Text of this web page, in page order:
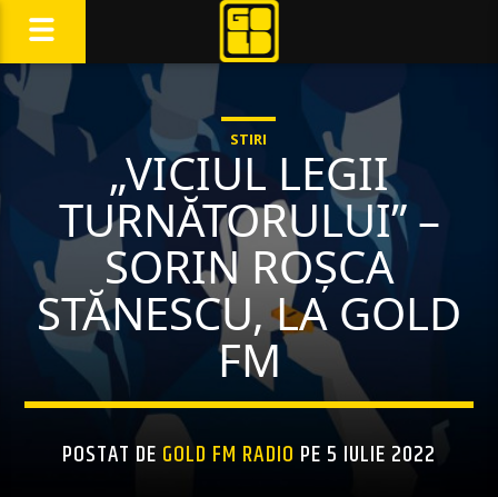
STIRI
„VICIUL LEGII
TURNĂTORULUI” –
SORIN ROȘCA
STĂNESCU, LA GOLD
FM
POSTAT DE GOLD FM RADIO PE 5 IULIE 2022